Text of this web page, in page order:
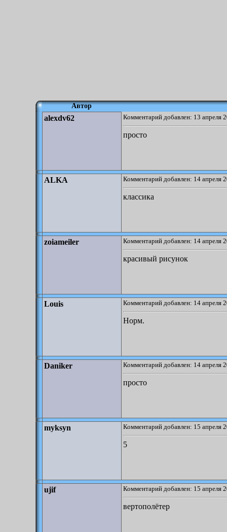
Автор
alexdv62 Комментарий добавлен: 13 апреля
просто
ALKA Комментарий добавлен: 14 апреля
классика
zoiameiler Комментарий добавлен: 14 апреля
красивый рисунок
Louis Комментарий добавлен: 14 апреля
Норм.
Daniker Комментарий добавлен: 14 апреля
просто
myksyn Комментарий добавлен: 15 апреля
5
ujif Комментарий добавлен: 15 апреля
вертополётер